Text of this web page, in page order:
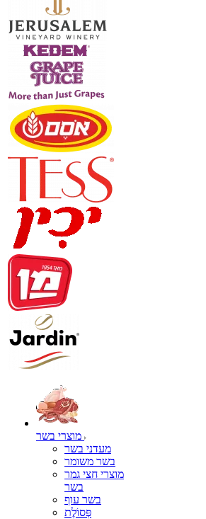
מעדני בשר
בשר משומר
מוצרי חצי גמר
בשר
בשר עוף
פְּסוֹלֶת